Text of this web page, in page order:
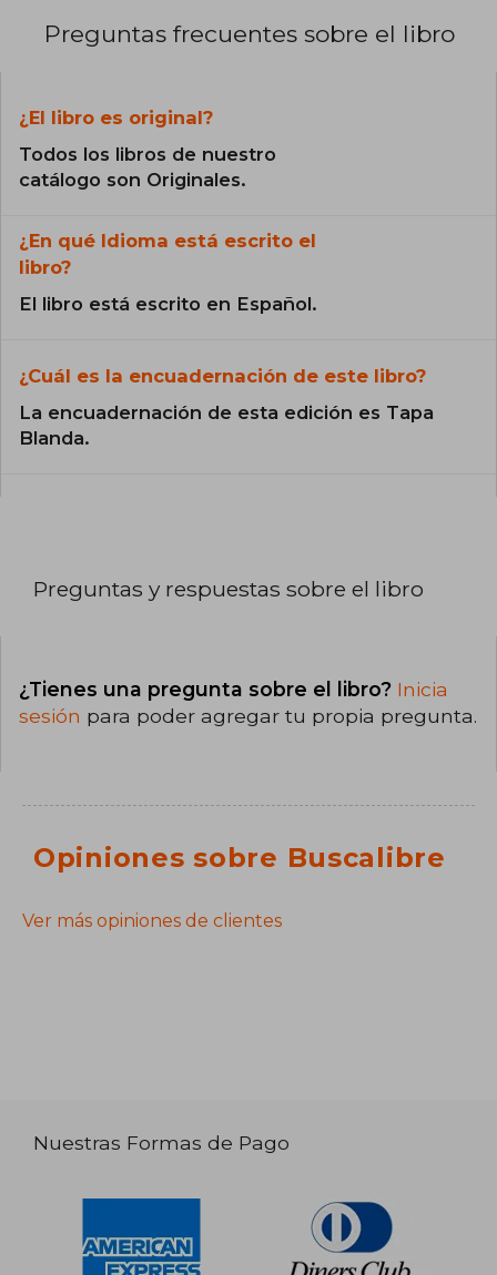
Preguntas frecuentes sobre el libro
¿El libro es original?
Todos los libros de nuestro
catálogo son Originales.
¿En qué Idioma está escrito el
libro?
El libro está escrito en Español.
¿Cuál es la encuadernación de este libro?
La encuadernación de esta edición es Tapa
Blanda.
Preguntas y respuestas sobre el libro
¿Tienes una pregunta sobre el libro? Inicia
sesión para poder agregar tu propia pregunta.
Opiniones sobre Buscalibre
Ver más opiniones de clientes
Nuestras Formas de Pago